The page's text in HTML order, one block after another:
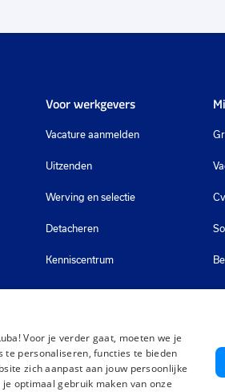
Voor werkgevers
Vacature aanmelden
Uitzenden
Werving en selectie
Detacheren
Kenniscentrum
Voor je verder gaat, moeten we je
te personaliseren, functies te bieden
zich aanpast aan jouw persoonlijke
optimaal gebruik maken van onze